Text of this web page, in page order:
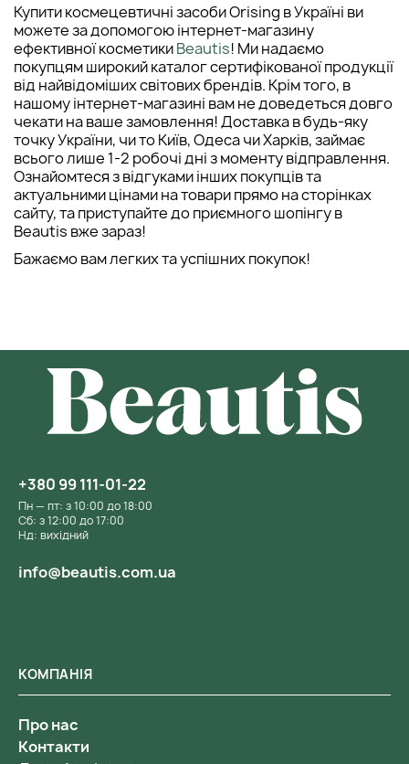
Купити космецевтичні засоби Orising в Україні ви
можете за допомогою інтернет-магазину
ефективної косметикиBeautis! Ми надаємо
покупцям широкий каталог сертифікованої продукції
від найвідоміших світових брендів. Крім того, в
нашому інтернет-магазині вам не доведеться довго
чекати на ваше замовлення! Доставка в будь-яку
точку України, чи то Київ, Одеса чи Харків, займає
всього лише 1-2 робочі дні з моменту відправлення.
Ознайомтеся з відгуками інших покупців та
актуальними цінами на товари прямо на сторінках
сайту, та приступайте до приємного шопінгу в
Beautis вже зараз!
Бажаємо вам легких та успішних покупок!
КОМПАНІЯ
Про нас
Контакти
+380 99 111-01-22
Пн — пт: з 10:00 до 18:00
Сб: з 12:00 до 17:00
Нд: вихідний
info@beautis.com.ua